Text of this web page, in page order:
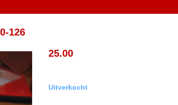
126
25.00
Uitverkocht